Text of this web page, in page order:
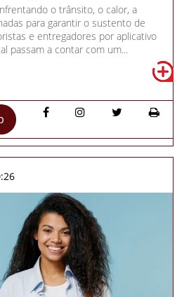
o trânsito, o calor, a
para garantir o sustento de
e entregadores por aplicativo
passam a contar com um...